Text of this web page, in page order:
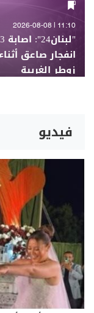
11:10 | 2026-08-08
انفجار صاعق
زوطر الغربية
فيديو